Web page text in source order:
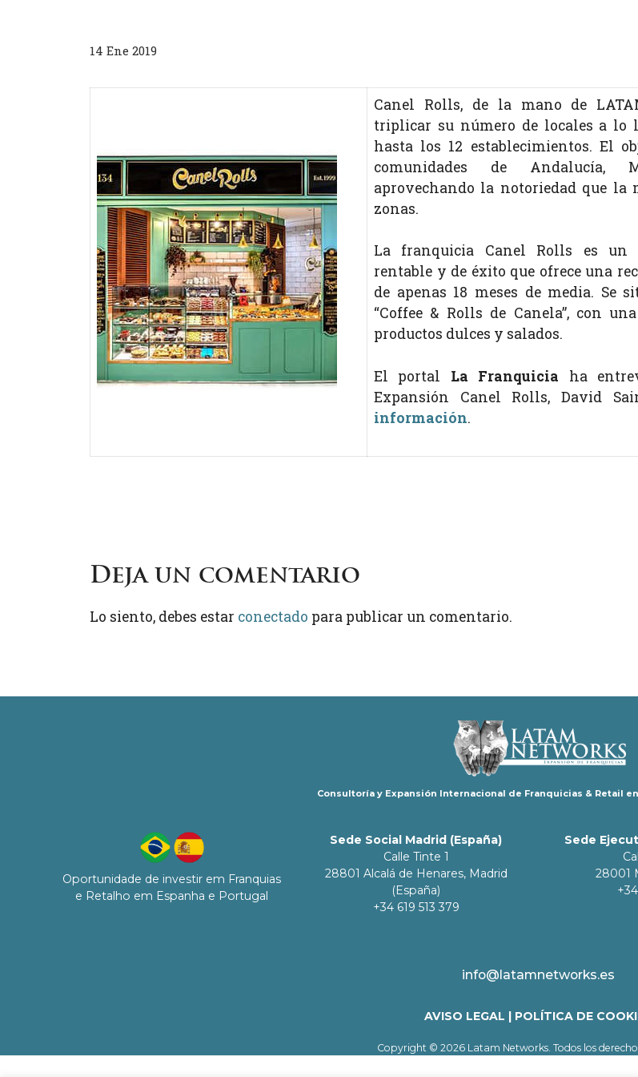
14 Ene 2019
Canel Rolls, de la mano de
triplicar su número de locales a lo
hasta los 12 establecimientos. El
comunidades de Andalucía,
aprovechando la notoriedad que la
zonas.
La franquicia Canel Rolls es un
rentable y de éxito que ofrece una
de apenas 18 meses de media. Se
“Coffee & Rolls de Canela”, con
productos dulces y salados.
El portal La Franquicia ha
Expansión Canel Rolls, David
información.
Deja un comentario
Lo siento, debes estar conectado para publicar un comentario.
Consultoría y Expansión Internacional de Franquicias & Retail
Oportunidade de investir em Franquias
e Retalho em Espanha e Portugal
Sede Social Madrid (España)
Calle Tinte 1
28801 Alcalá de Henares, Madrid
(España)
+34 619 513 379
Sede
28001
info@latamnetworks.es
AVISO LEGAL | POLÍTICA DE
Copyright © 2026 Latam Networks. Todos los